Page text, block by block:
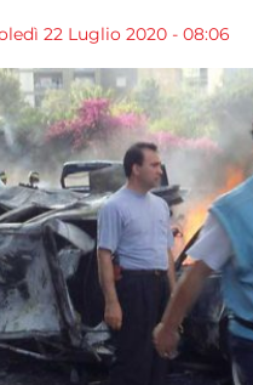
22 Luglio 2020 - 08:06